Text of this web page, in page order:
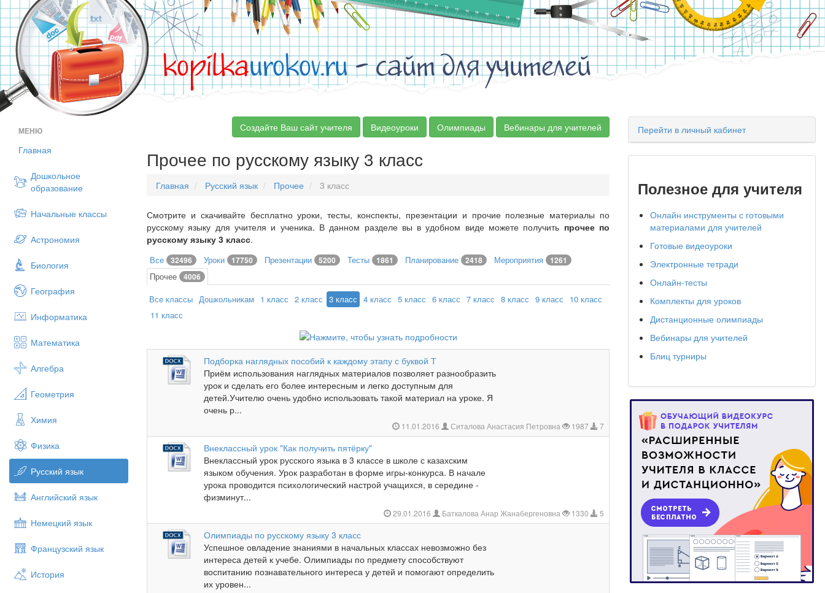
kopilkaurokov.ru- сайт для учителей
МЕНЮ
Главная
Дошкольное
образование
Начальные классы
Астрономия
Биология
География
Информатика
Математика
Алгебра
Геометрия
Химия
Физика
Русский язык
Английский язык
Немецкий язык
Французский язык
История
Создайте Ваш сайт учителя Видеоуроки Олимпиады Вебинары для учителей
Прочее по русскому языку 3 класс
Главная Русский язык Прочее 3 класс
Смотрите и скачивайте бесплатно уроки, тесты, конспекты, презентации и прочие полезные материалы по
русскому языку для учителя и ученика. В данном разделе вы в удобном виде можете получить прочее по
русскому языку 3 класс.
Все 32496 Уроки 17750 Презентации 5200 Тесты 1861 Планирование 2418 Мероприятия 1261
Прочее 4006
Все классы Дошкольникам 1 класс 2 класс 3 класс 4 класс 5 класс 6 класс 7 класс 8 класс 9 класс
10 класс
11 класс
Подборка наглядных пособий к каждому этапу с буквой Т
Приём использования наглядных материалов позволяет разнообразить
урок и сделать его более интересным и легко доступным для
детей.Учителю очень удобно использовать такой материал на уроке. Я
очень р...
11.01.2016 Ситалова Анастасия Петровна 1987 7
Внеклассный урок "Как получить пятёрку"
Внеклассный урок русского языка в 3 классе в школе с казахским
языком обучения. Урок разработан в форме игры-конкурса. В начале
урока проводится психологический настрой учащихся, в середине -
физминут...
29.01.2016 Баткалова Анар Жанабергеновна 1330 5
Олимпиады по русскому языку 3 класс
Успешное овладение знаниями в начальных классах невозможно без
интереса детей к учебе. Олимпиады по предмету способствуют
воспитанию познавательного интереса у детей и помогают определить
их уровен...
Перейти в личный кабинет
Полезное для учителя
Онлайн инструменты с готовыми
материалами для учителей
Готовые видеоуроки
Электронные тетради
Онлайн-тесты
Комплекты для уроков
Дистанционные олимпиады
Вебинары для учителей
Блиц турниры